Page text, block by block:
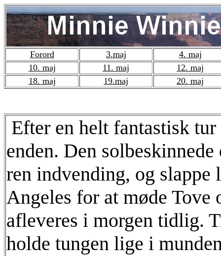
Forord 3.maj
4. maj
10. maj
11. maj
12. maj
18. maj
19.maj 20. maj
Efter en helt fantastisk
enden. Den
ren indvending, og
Angeles for at møde
afleveres i morgen tidlig.
holde tungen lige i